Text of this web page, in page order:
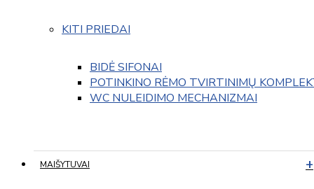
KITI PRIEDAI
BIDĖ SIFONAI
POTINKINO RĖMO TVIRTINIMŲ
WC NULEIDIMO MECHANIZMAI
MAIŠYTUVAI